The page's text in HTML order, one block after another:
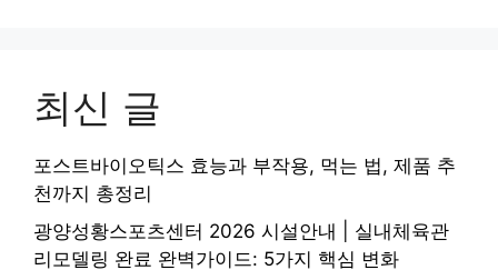
최신 글
포스트바이오틱스 효능과 부작용, 먹는 법, 제품 추
천까지 총정리
광양성황스포츠센터 2026 시설안내 | 실내체육관
리모델링 완료 완벽가이드: 5가지 핵심 변화